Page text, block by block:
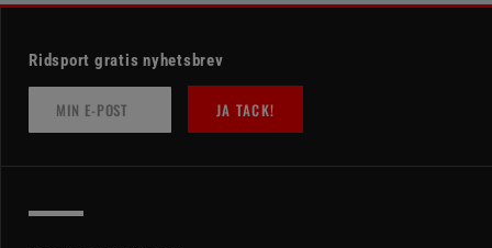
Ridsport gratis nyhetsbrev
JA TACK!